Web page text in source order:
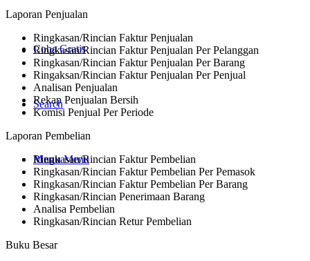
Coba Gratis
Search
Menu Menu
Laporan Penjualan
Ringkasan/Rincian Faktur Penjualan
Ringkasan/Rincian Faktur Penjualan Per Pelanggan
Ringkasan/Rincian Faktur Penjualan Per Barang
Ringaksan/Rincian Faktur Penjualan Per Penjual
Analisan Penjualan
Rekap Penjualan Bersih
Komisi Penjual Per Periode
Laporan Pembelian
Ringkasan/Rincian Faktur Pembelian
Ringkasan/Rincian Faktur Pembelian Per Pemasok
Ringkasan/Rincian Faktur Pembelian Per Barang
Ringkasan/Rincian Penerimaan Barang
Analisa Pembelian
Ringkasan/Rincian Retur Pembelian
Buku Besar